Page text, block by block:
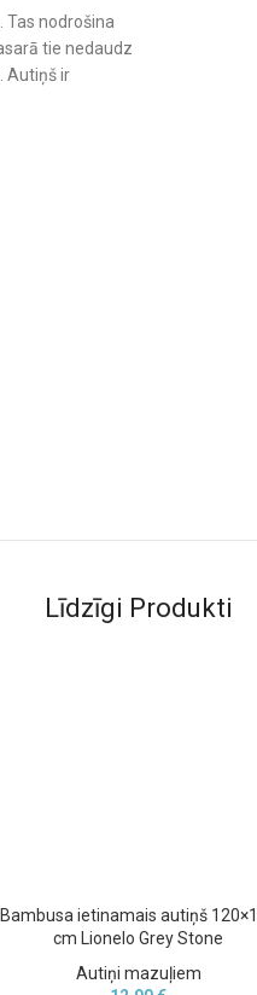
nodrošina
tie nedaudz
Autiņš ir
Līdzīgi Produkti
Bambusa ietinamais autiņš
cm Lionelo Grey Stone
Autiņi mazuļiem